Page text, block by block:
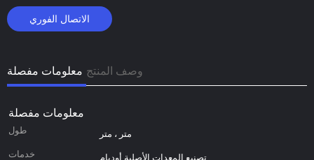
الاتصال الفوري
معلومات مفصلة وصف المنتج
معلومات مفصلة
طول
متر ، متر
خدمات
تصنيع المعدات الأصلية أوديإم